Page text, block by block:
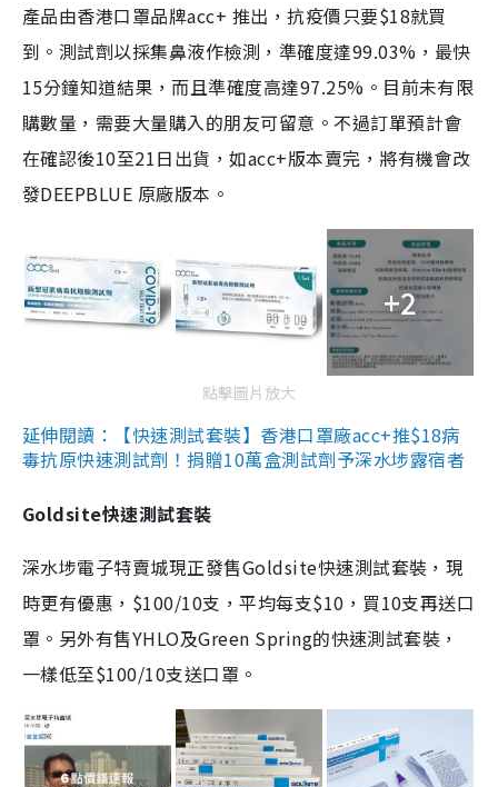
產品由香港口罩品牌acc+ 推出，抗疫價只要$18就買
到。測試劑以採集鼻液作檢測，準確度達99.03%，最快
15分鐘知道結果，而且準確度高達97.25%。目前未有限
購數量，需要大量購入的朋友可留意。不過訂單預計會
在確認後10至21日出貨，如acc+版本賣完，將有機會改
發DEEPBLUE 原廠版本。
+2
點擊圖片放大
延伸閱讀：【快速測試套裝】香港口罩廠acc+推$18病
毒抗原快速測試劑！捐贈10萬盒測試劑予深水埗露宿者
Goldsite快速測試套裝
深水埗電子特賣城現正發售Goldsite快速測試套裝，現
時更有優惠，$100/10支，平均每支$10，買10支再送口
罩。另外有售YHLO及Green Spring的快速測試套裝，
一樣低至$100/10支送口罩。